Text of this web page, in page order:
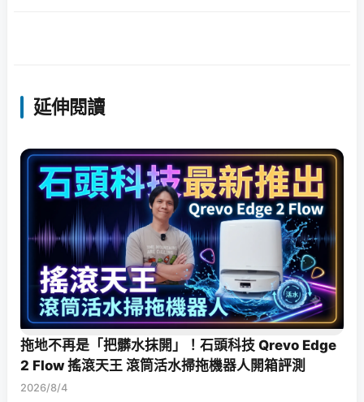
延伸閱讀
拖地不再是「把髒水抹開」！石頭科技 Qrevo Edge
2 Flow 搖滾天王 滾筒活水掃拖機器人開箱評測
2026/8/4